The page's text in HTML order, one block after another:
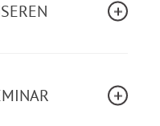
mit denen Sie
onboarden